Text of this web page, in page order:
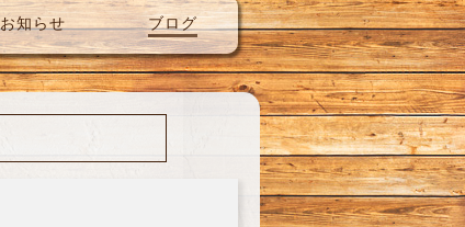
お知らせ ブログ